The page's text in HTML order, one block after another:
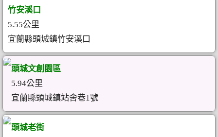
竹安溪口
5.55公里
宜蘭縣頭城鎮竹安溪口
頭城文創園區
5.94公里
宜蘭縣頭城鎮站舍巷1號
頭城老街